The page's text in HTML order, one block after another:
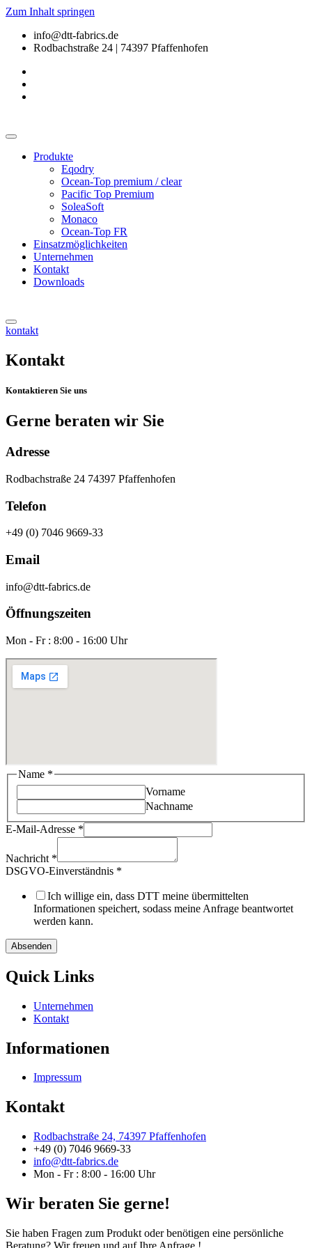
Zum Inhalt springen
info@dtt-fabrics.de
Rodbachstraße 24 | 74397 Pfaffenhofen
Produkte
Eqodry
Ocean-Top premium / clear
Pacific Top Premium
SoleaSoft
Monaco
Ocean-Top FR
Einsatzmöglichkeiten
Unternehmen
Kontakt
Downloads
kontakt
Kontakt
Kontaktieren Sie uns
Gerne beraten wir Sie
Adresse
Rodbachstraße 24 74397 Pfaffenhofen
Telefon
+49 (0) 7046 9669-33
Email
info@dtt-fabrics.de
Öffnungszeiten
Mon - Fr : 8:00 - 16:00 Uhr
Name *
Vorname
Nachname
DSGVO-
Einverständnis
Nachricht
E-
Mail-
Adresse
E-Mail-Adresse *
Nachricht *
DSGVO-Einverständnis *
Ich willige ein, dass DTT meine übermittelten
Informationen speichert, sodass meine Anfrage beantwortet
werden kann.
Absenden
Quick Links
Unternehmen
Kontakt
Informationen
Impressum
Kontakt
Rodbachstraße 24, 74397 Pfaffenhofen
+49 (0) 7046 9669-33
info@dtt-fabrics.de
Mon - Fr : 8:00 - 16:00 Uhr
Wir beraten Sie gerne!
Sie haben Fragen zum Produkt oder benötigen eine persönliche
Beratung? Wir freuen und auf Ihre Anfrage !